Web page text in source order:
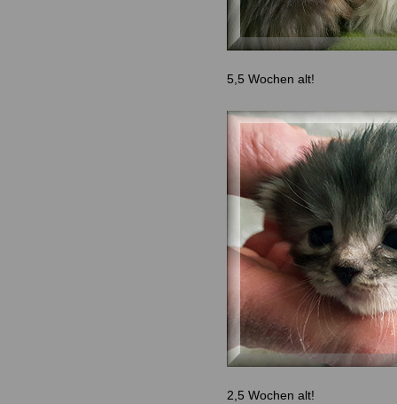
5,5 Wochen alt!
2,5 Wochen alt!